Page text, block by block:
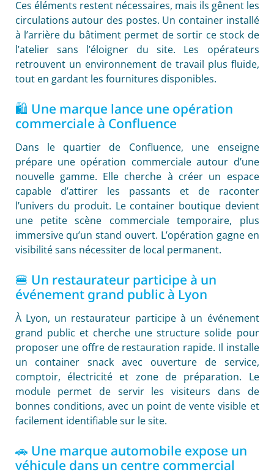
Ces éléments restent nécessaires, mais ils gênent les
circulations autour des postes. Un container installé
à l’arrière du bâtiment permet de sortir ce stock de
l’atelier sans l’éloigner du site. Les opérateurs
retrouvent un environnement de travail plus fluide,
tout en gardant les fournitures disponibles.
🛍️ Une marque lance une opération
commerciale à Confluence
Dans le quartier de Confluence, une enseigne
prépare une opération commerciale autour d’une
nouvelle gamme. Elle cherche à créer un espace
capable d’attirer les passants et de raconter
l’univers du produit. Le container boutique devient
une petite scène commerciale temporaire, plus
immersive qu’un stand ouvert. L’opération gagne en
visibilité sans nécessiter de local permanent.
🍔 Un restaurateur participe à un
événement grand public à Lyon
À Lyon, un restaurateur participe à un événement
grand public et cherche une structure solide pour
proposer une offre de restauration rapide. Il installe
un container snack avec ouverture de service,
comptoir, électricité et zone de préparation. Le
module permet de servir les visiteurs dans de
bonnes conditions, avec un point de vente visible et
facilement identifiable sur le site.
🚗 Une marque automobile expose un
véhicule dans un centre commercial